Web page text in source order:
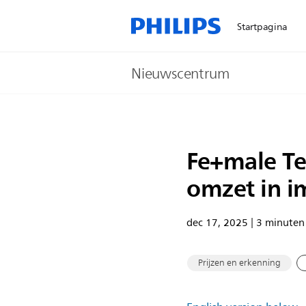
Startpagina
Nieuwscentrum
Fe+male
omzet in
dec 17, 2025 | 3
Prijzen en erkenning